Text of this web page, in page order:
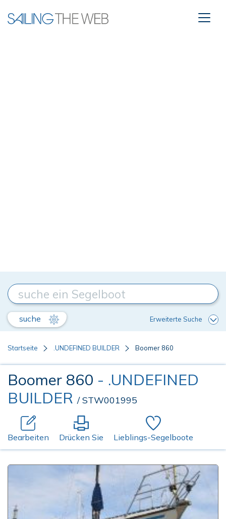
suche Erweiterte Suche
Startseite .UNDEFINED BUILDER Boomer 860
Boomer 860 - .UNDEFINED
BUILDER / STW001995
Bearbeiten Drücken Sie Lieblings-Segelboote